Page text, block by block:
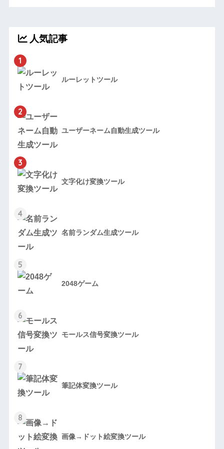
人気記事
1
ルーレットツール
2
ユーザーネーム自動生成ツール
3
文字化け変換ツール
4
名前ランダム生成ツール
5
2048ゲーム
6
モールス信号変換ツール
7
筆記体変換ツール
8
画像→ドット絵変換ツール